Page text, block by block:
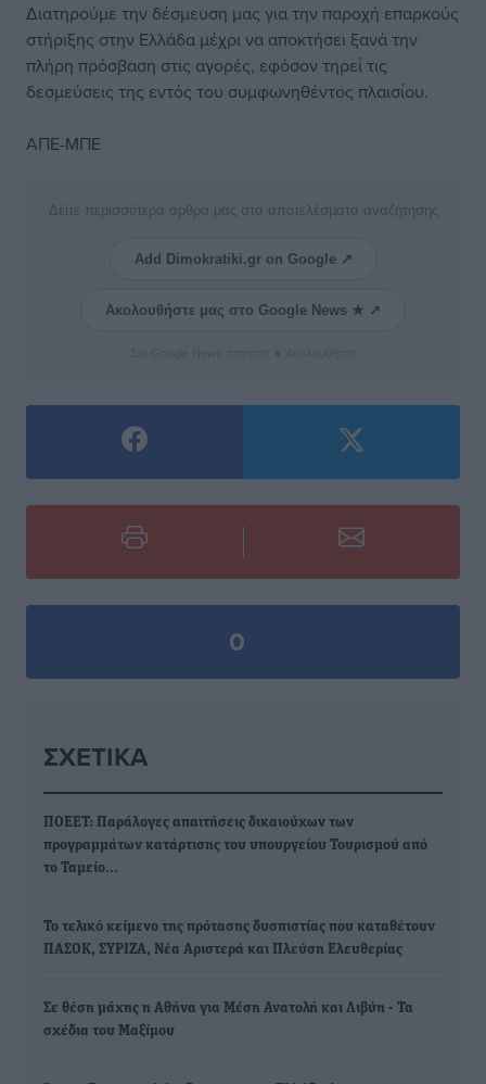
Διατηρούμε την δέσμευση μας για την παροχή επαρκούς
στήριξης στην Ελλάδα μέχρι να αποκτήσει ξανά την
πλήρη πρόσβαση στις αγορές, εφόσον τηρεί τις
δεσμεύσεις της εντός του συμφωνηθέντος πλαισίου.
ΑΠΕ-ΜΠΕ
Δείτε περισσότερα άρθρα μας στα αποτελέσματα αναζήτησης
Add Dimokratiki.gr on Google ↗
Ακολουθήστε μας στο Google News ★ ↗
0
ΣΧΕΤΙΚΆ
ΠΟΕΕΤ: Παράλογες απαιτήσεις δικαιούχων των
προγραμμάτων κατάρτισης του υπουργείου Τουρισμού από
το Ταμείο…
Το τελικό κείμενο της πρότασης δυσπιστίας που καταθέτουν
ΠΑΣΟΚ, ΣΥΡΙΖΑ, Νέα Αριστερά και Πλεύση Ελευθερίας
Σε θέση μάχης η Αθήνα για Μέση Ανατολή και Λιβύη - Τα
σχέδια του Μαξίμου